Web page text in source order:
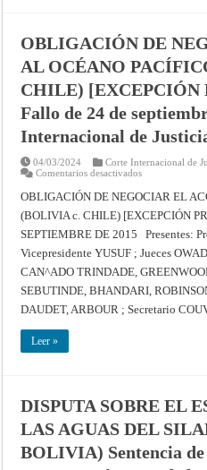
Internacional
Justicia
OBLIGACIÓN DE
AL OCÉANO
CHILE)
Fallo de 24 de
Internacional de
04/03/2024
Corte Internacional de
Comentarios desactivadosen
DE
NEGOCIAR
EL
AL
OCÉANO
PACÍFICO
(BOLIVIA
c.
CHILE)
PRELIMINAR]
–
Internacional
Justicia
OBLIGACIÓN DE NEGOCIAR EL
(BOLIVIA c. CHILE) [EXCEPCIÓN
SEPTIEMBRE DE 2015 Presentes:
Vicepresidente YUSUF ; Jueces
CAN^ADO TRINDADE,
SEBUTINDE, BHANDARI,
DAUDET, ARBOUR ; Secretario
Leer »
DISPUTA SOBRE EL
LAS AGUAS DEL
BOLIVIA) Sentencia